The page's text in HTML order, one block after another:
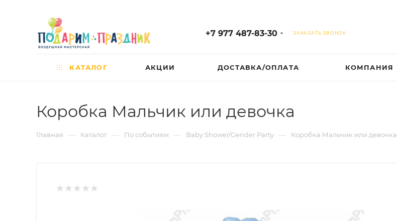
+7 977 487-83-30 ЗАКАЗАТЬ ЗВОНОК
КАТАЛОГ АКЦИИ ДОСТАВКА/ОПЛАТА КОМПАНИЯ
Коробка Мальчик или девочка
Главная — Каталог — По событиям — Baby Shower/Gender Party — Коробка Мальчик или девочка